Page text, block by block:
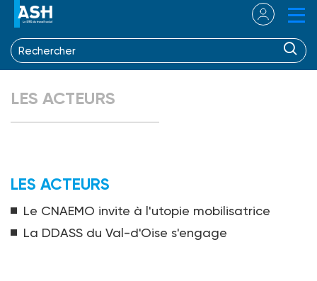
LES ACTEURS
LES ACTEURS
Le CNAEMO invite à l'utopie mobilisatrice
La DDASS du Val-d'Oise s'engage